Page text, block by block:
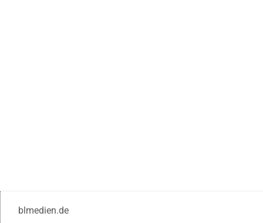
blmedien.de